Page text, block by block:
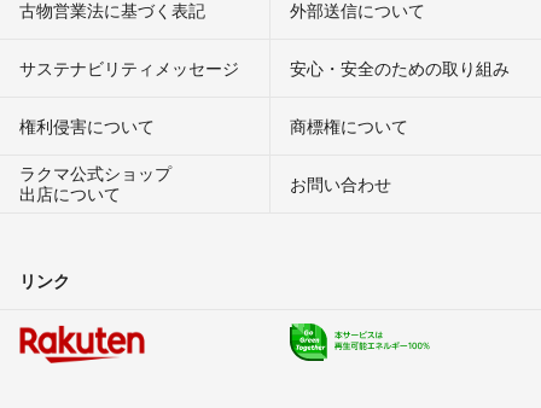
古物営業法に基づく表記 外部送信について
サステナビリティメッセージ 安心・安全のための取り組み
権利侵害について
商標権について
ラクマ公式ショップ
出店について
お問い合わせ
リンク